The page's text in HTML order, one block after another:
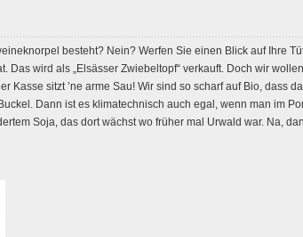
besteht? Nein? Werfen Sie einen Blick auf Ihre
wird als „Elsässer Zwiebeltopf“ verkauft. Doch wir
Kasse sitzt ’ne arme Sau! Wir sind so scharf auf Bio, dass
Dann ist es klimatechnisch auch egal, wenn man im
Soja, das dort wächst wo früher mal Urwald war. Na,